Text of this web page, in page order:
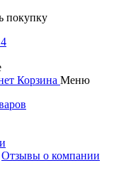
покупку
Корзина Меню
Отзывы о компании